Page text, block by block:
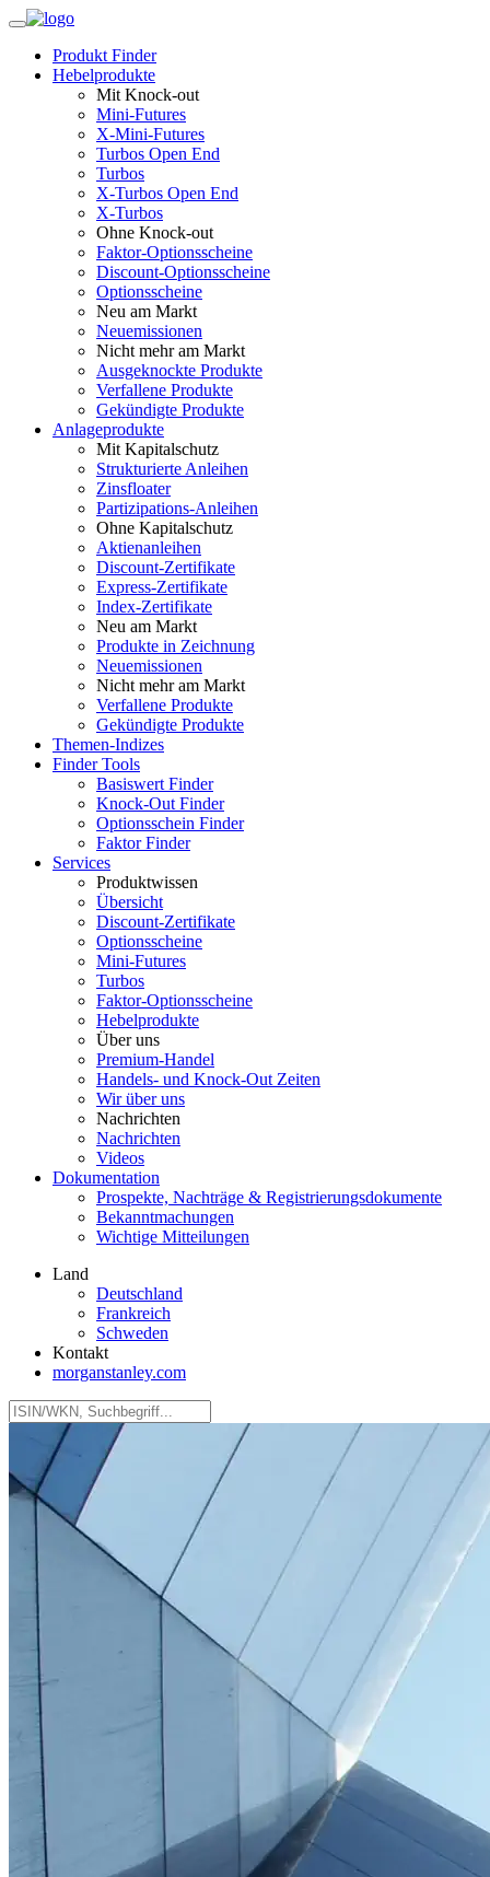
Produkt Finder
Hebelprodukte
Mit Knock-out
Mini-Futures
X-Mini-Futures
Turbos Open End
Turbos
X-Turbos Open End
X-Turbos
Ohne Knock-out
Faktor‑Optionsscheine
Discount-Optionsscheine
Optionsscheine
Neu am Markt
Neuemissionen
Nicht mehr am Markt
Ausgeknockte Produkte
Verfallene Produkte
Gekündigte Produkte
Anlageprodukte
Mit Kapitalschutz
Strukturierte Anleihen
Zinsfloater
Partizipations-Anleihen
Ohne Kapitalschutz
Aktienanleihen
Discount-Zertifikate
Express-Zertifikate
Index-Zertifikate
Neu am Markt
Produkte in Zeichnung
Neuemissionen
Nicht mehr am Markt
Verfallene Produkte
Gekündigte Produkte
Themen-Indizes
Finder Tools
Basiswert Finder
Knock-Out Finder
Optionsschein Finder
Faktor Finder
Services
Produktwissen
Übersicht
Discount-Zertifikate
Optionsscheine
Mini-Futures
Turbos
Faktor‑Optionsscheine
Hebelprodukte
Über uns
Premium-Handel
Handels- und Knock-Out Zeiten
Wir über uns
Nachrichten
Nachrichten
Videos
Dokumentation
Prospekte, Nachträge & Registrierungsdokumente
Bekanntmachungen
Wichtige Mitteilungen
Land
Deutschland
Frankreich
Schweden
Kontakt
morganstanley.com